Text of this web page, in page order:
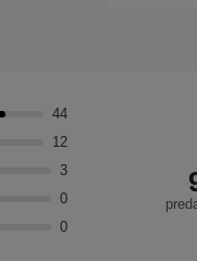
44
12
3
0
0